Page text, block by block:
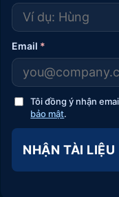
Email *
Tôi đồng ý nhận
bảo mật.
NHẬN TÀI LIỆU